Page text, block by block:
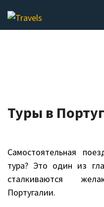
Туры в
Самостоятельная
тура? Это один из
сталкиваются
Португалии.
ПОИСК